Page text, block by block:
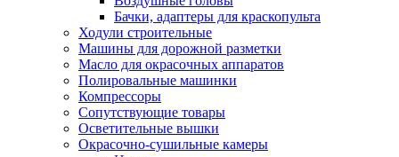
Бачки, адаптеры для краскопульта
Ходули строительные
Машины для дорожной разметки
Масло для окрасочных аппаратов
Полировальные машинки
Компрессоры
Сопутствующие товары
Осветительные вышки
Окрасочно-сушильные камеры